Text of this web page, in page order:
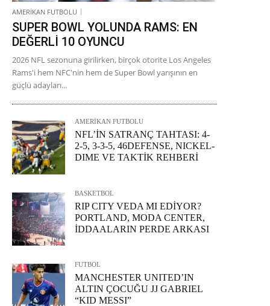
AMERİKAN FUTBOLU
SUPER BOWL YOLUNDA RAMS: EN
DEĞERLİ 10 OYUNCU
2026 NFL sezonuna girilirken, birçok otorite Los Angeles
Rams'i hem NFC'nin hem de Super Bowl yarışının en
güçlü adayları...
AMERİKAN FUTBOLU
NFL’İN SATRANÇ TAHTASI: 4-
2-5, 3-3-5, 46DEFENSE, NICKEL-
DIME VE TAKTİK REHBERİ
BASKETBOL
RIP CITY VEDA MI EDİYOR?
PORTLAND, MODA CENTER,
İDDAALARIN PERDE ARKASI
FUTBOL
MANCHESTER UNITED’IN
ALTIN ÇOCUĞU JJ GABRIEL
“KID MESSI”